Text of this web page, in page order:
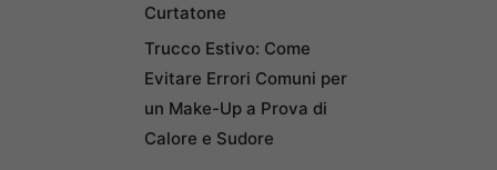
Curtatone
Trucco Estivo: Come
Evitare Errori Comuni per
un Make-Up a Prova di
Calore e Sudore